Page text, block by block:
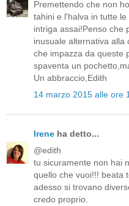
Premettendo che non
tahini e l'halva in tutte
intriga assai!Penso che
inusuale alternativa alla
che impazza da queste
spaventa un
Un abbraccio,Edith
14 marzo 2015 alle ore
Irene ha detto...
@edith
tu sicuramente non hai
quello che vuoi!!! beata
adesso si trovano
credo proprio.